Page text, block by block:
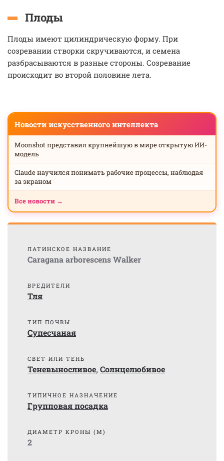
Плоды
Плоды имеют цилиндрическую форму. При
созревании створки скручиваются, и семена
разбрасываются в разные стороны. Созревание
происходит во второй половине лета.
Новости искусственного интеллекта
Moonshot представил крупнейшую в мире открытую ИИ-
модель
Claude научился понимать рабочие процессы, наблюдая
за экраном
Все новости →
ЛАТИНСКОЕ НАЗВАНИЕ
Caragana arborescens Walker
ВРЕДИТЕЛИ
Тля
ТИП ПОЧВЫ
Супесчаная
СВЕТ ИЛИ ТЕНЬ
Теневыносливое, Солнцелюбивое
ТИПИЧНОЕ НАЗНАЧЕНИЕ
Групповая посадка
ДИАМЕТР КРОНЫ (М)
2